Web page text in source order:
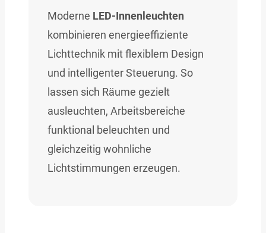
Moderne LED-Innenleuchten
kombinieren energieeffiziente
Lichttechnik mit flexiblem Design
und intelligenter Steuerung. So
lassen sich Räume gezielt
ausleuchten, Arbeitsbereiche
funktional beleuchten und
gleichzeitig wohnliche
Lichtstimmungen erzeugen.